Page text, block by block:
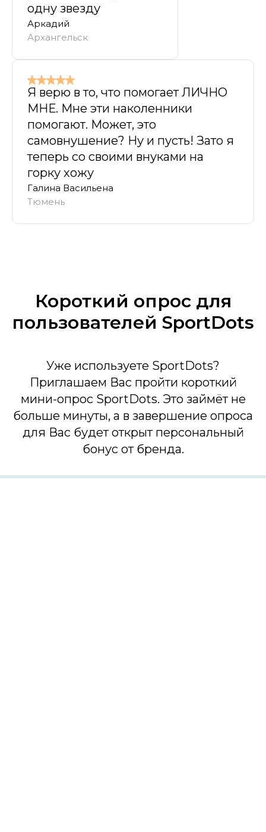
одну звезду
Аркадий
Архангельск
Я верю в то, что помогает ЛИЧНО
МНЕ. Мне эти наколенники
помогают. Может, это
самовнушение? Ну и пусть! Зато я
теперь со своими внуками на
горку хожу
Галина Васильена
Тюмень
Короткий опрос для
пользователей SportDots
Уже используете SportDots?
Приглашаем Вас пройти короткий
мини-опрос SportDots. Это займёт не
больше минуты, а в завершение опроса
для Вас будет открыт персональный
бонус от бренда.